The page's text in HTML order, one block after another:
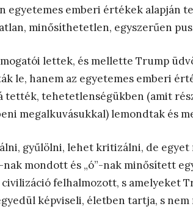
egyetemes emberi értékek alapján
minősíthetetlen, egyszerűen
lettek, és mellette Trump
le, hanem az egyetemes emberi
tették, tehetetlenségükben (amit
megalkuvásukkal) lemondtak és
gyűlölni, lehet kritizálni, de
nak mondott és „ó”-nak minősített
felhalmozott, s amelyeket
képviseli, életben tartja, s nem